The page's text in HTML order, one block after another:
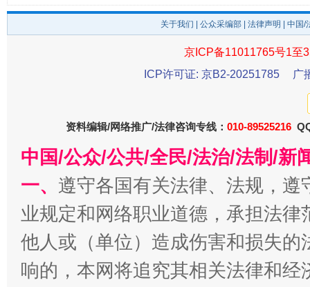
东山县通报“牛蛙产品抗生素超标问题” 法
千年窑火 生生不息 一
关于我们 公众采编部 法律声明 | 中国
京ICP备11011765号1至
ICP许可证: 京B2-20251785
广
资料编辑/网络推广/法律咨询专线： 010-89525216
中国/公众/公共/全民/法治/法制/新
一、 遵守各国有关法律、法规，
业规定和网络职业道德，承担法
他人或（单位）造成伤害和损失
响的，本网将追究其相关法律和